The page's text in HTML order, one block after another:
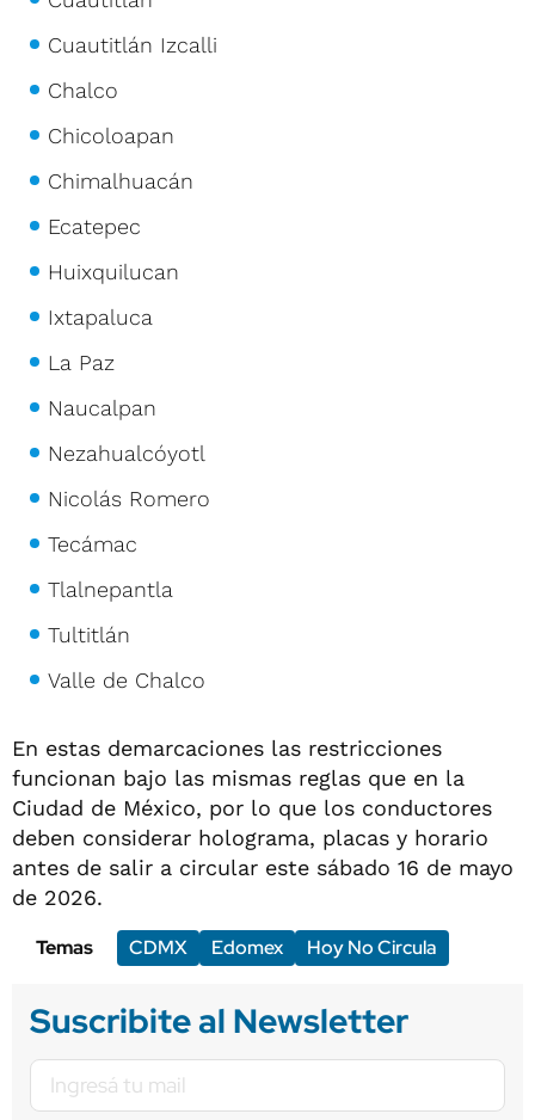
Cuautitlán Izcalli
Chalco
Chicoloapan
Chimalhuacán
Ecatepec
Huixquilucan
Ixtapaluca
La Paz
Naucalpan
Nezahualcóyotl
Nicolás Romero
Tecámac
Tlalnepantla
Tultitlán
Valle de Chalco
En estas demarcaciones las restricciones
funcionan bajo las mismas reglas que en la
Ciudad de México, por lo que los conductores
deben considerar holograma, placas y horario
antes de salir a circular este sábado 16 de mayo
de 2026.
Temas
CDMX Edomex Hoy No Circula
Suscribite al Newsletter